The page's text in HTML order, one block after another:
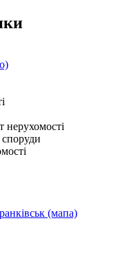
нерухомості
(мапа)